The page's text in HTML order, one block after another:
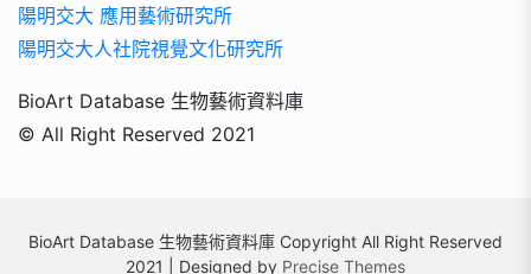
陽明交大 應用藝術研究所
陽明交大人社院視覺文化研究所
BioArt Database 生物藝術資料庫
© All Right Reserved 2021
BioArt Database 生物藝術資料庫 Copyright All Right Reserved
2021 | Designed by Precise Themes